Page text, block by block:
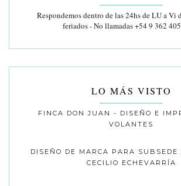
Respondemos dentro de las 24hs de LU a Vi
feriados - No llamadas +54 9 362
LO MÁS VISTO
FINCA DON JUAN - DISEÑO E
VOLANTES
DISEÑO DE MARCA PARA SUBSEDE
CECILIO ECHEVARRÍA